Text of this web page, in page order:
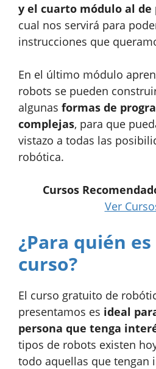
y el cuarto módulo al de
cual nos servirá para
instrucciones que
En el último módulo
robots se pueden
algunas formas de
complejas, para que
vistazo a todas las
robótica.
Cursos
Ver
¿Para quién
curso?
El curso gratuito de
presentamos es ideal
persona que tenga
tipos de robots existen
todo aquellas que tengan